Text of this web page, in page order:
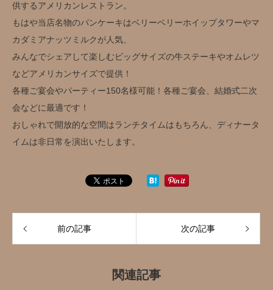
供するアメリカンレストラン。
もはや当店名物のパンケーキはベリーベリーホイップタワーやマ
カダミアナッツミルクが人気、
みんなでシェアして楽しむビッグサイズの牛ステーキやオムレツ
などアメリカンサイズで提供！
各種ご宴会やパーティー150名様可能！各種ご宴会、結婚式二次
会などに最適です！
おしゃれで開放的な空間はランチタイムはもちろん、ディナータ
イムは非日常を演出いたします。
前の記事 次の記事
関連記事